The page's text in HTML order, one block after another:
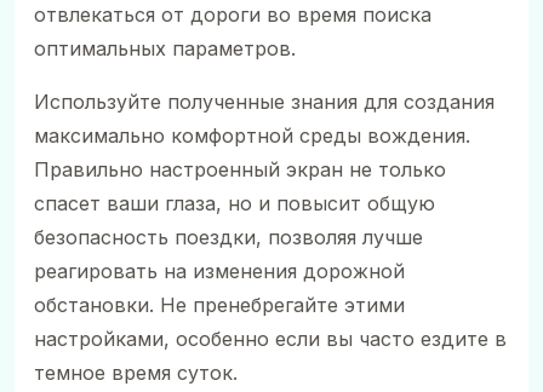
отвлекаться от дороги во время поиска
оптимальных параметров.
Используйте полученные знания для создания
максимально комфортной среды вождения.
Правильно настроенный экран не только
спасет ваши глаза, но и повысит общую
безопасность поездки, позволяя лучше
реагировать на изменения дорожной
обстановки. Не пренебрегайте этими
настройками, особенно если вы часто ездите в
темное время суток.